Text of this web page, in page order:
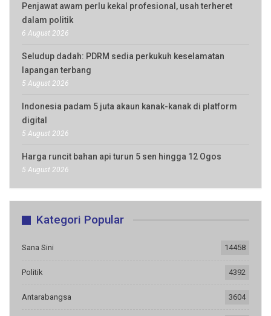
Penjawat awam perlu kekal profesional, usah terheret
dalam politik
6 August 2026
Seludup dadah: PDRM sedia perkukuh keselamatan
lapangan terbang
5 August 2026
Indonesia padam 5 juta akaun kanak-kanak di platform
digital
5 August 2026
Harga runcit bahan api turun 5 sen hingga 12 Ogos
5 August 2026
Kategori Popular
Sana Sini 14458
Politik 4392
Antarabangsa 3604